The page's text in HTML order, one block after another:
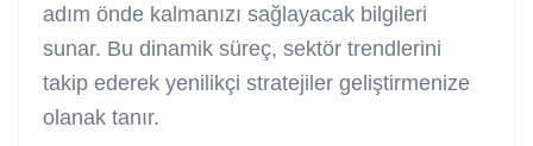
adım önde kalmanızı sağlayacak bilgileri
sunar. Bu dinamik süreç, sektör trendlerini
takip ederek yenilikçi stratejiler geliştirmenize
olanak tanır.